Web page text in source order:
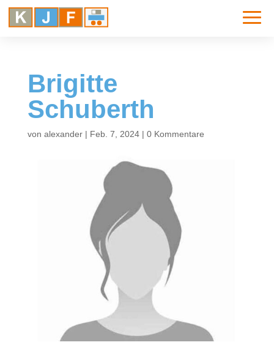
Brigitte
Schuberth
von alexander| Feb. 7, 2024| 0 Kommentare